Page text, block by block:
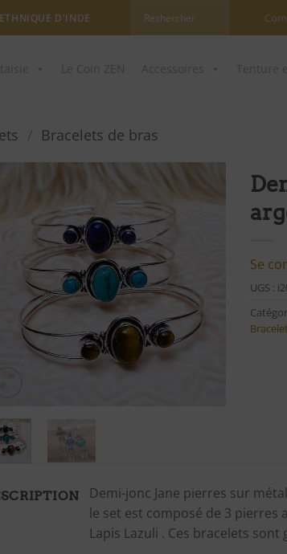
D'INDE
Bracelets de bras
Se
UGS :
Demi-jonc Jane pierres sur
le set est composé de 3 pierres
Lapis Lazuli . Ces bracelets sont